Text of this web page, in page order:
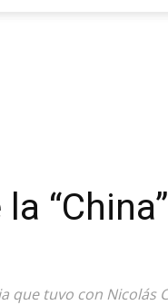
que tuvo con Nicolás